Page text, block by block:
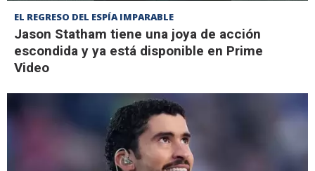
EL REGRESO DEL ESPÍA IMPARABLE
Jason Statham tiene una joya de acción
escondida y ya está disponible en Prime
Video